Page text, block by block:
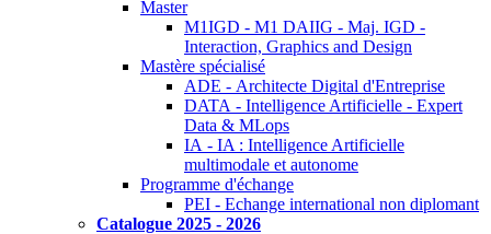
Master
M1IGD - M1 DAIIG - Maj. IGD -
Interaction, Graphics and Design
Mastère spécialisé
ADE - Architecte Digital d'Entreprise
DATA - Intelligence Artificielle - Expert
Data & MLops
IA - IA : Intelligence Artificielle
multimodale et autonome
Programme d'échange
PEI - Echange international non diplomant
Catalogue 2025 - 2026